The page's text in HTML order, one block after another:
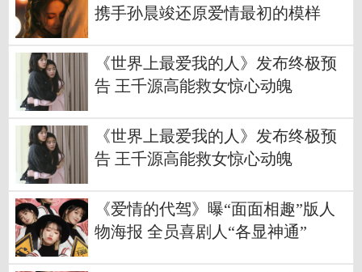
携手孙晨竣还原爱情最初的模样
《世界上最爱我的人》发布终极预
告 王千源高能救女惊心动魄
《世界上最爱我的人》发布终极预
告 王千源高能救女惊心动魄
《爱情的代驾》曝“面面相趣”版人
物海报 全员喜剧人“各显神通”